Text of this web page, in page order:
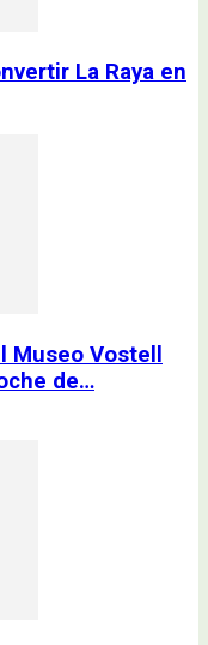
La Raya en
Vostell
de…